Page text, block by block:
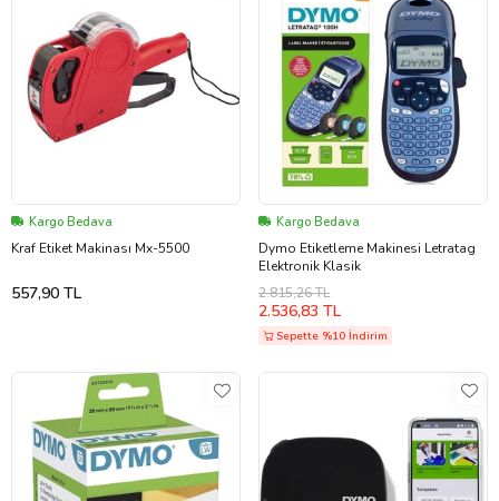
Kargo Bedava
Kraf Etiket Makinası Mx-5500
557,90 TL
Kargo Bedava
Dymo Etiketleme Makinesi Letratag
Elektronik Klasik
2.815,26 TL
2.536,83 TL
Sepette %10 İndirim